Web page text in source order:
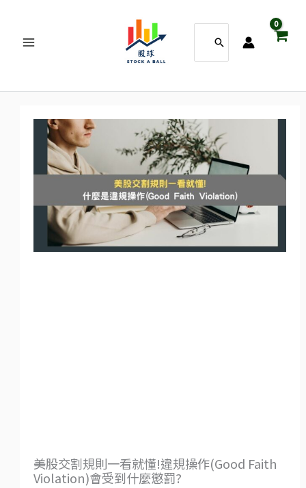
尋：
美股交割規則一看就懂!違規操作(Good Faith
Violation)會受到什麼懲罰?